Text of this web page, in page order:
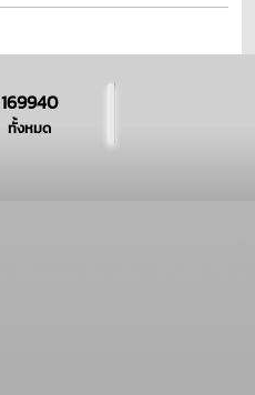
ทั้งหมด
169940